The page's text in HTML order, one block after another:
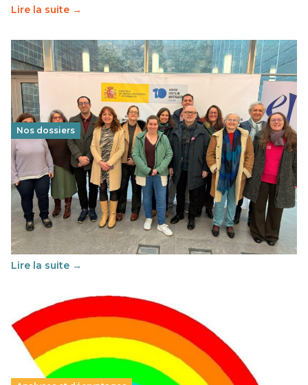
Lire la suite →
Nos dossiers
Éducation au vivre-ensemble : un échange croisé
franco-espagnol pour changer d’approche
29 juin 2026-National
Cette année, l'UNSA Éducation a mené un projet Erasmus
soutenu par l'union Européenne et centré sur l'éducation
au vivre-ensemble : quelles différences entre la France…
Lire la suite →